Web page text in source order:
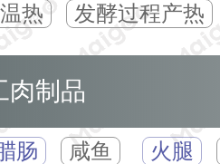
热‌ 发酵过程产热
肉制品
肠 咸鱼 火腿